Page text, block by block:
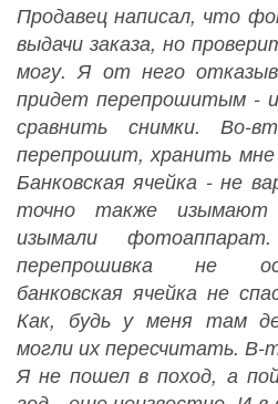
Продавец написал, что
выдачи заказа, но
могу. Я от него
придет перепрошитым -
сравнить снимки. Во-
перепрошит, хранить мне
Банковская ячейка - не
точно также
изымали
перепрошивка не
банковская ячейка не
Как, будь у меня там
могли их пересчитать. В-
Я не пошел в поход, а